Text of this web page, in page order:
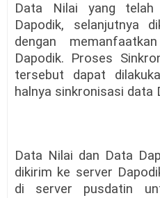
Data Nilai yang
Dapodik, selanjutnya
dengan
Dapodik. Proses
tersebut dapat
halnya sinkronisasi data
Data Nilai dan Data
dikirim ke server
di server pusdatin